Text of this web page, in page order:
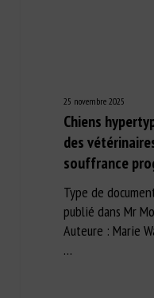
25 novembre 2025
Chiens
des
souffrance
Type de
publié dans Mr
Auteure : Marie
…